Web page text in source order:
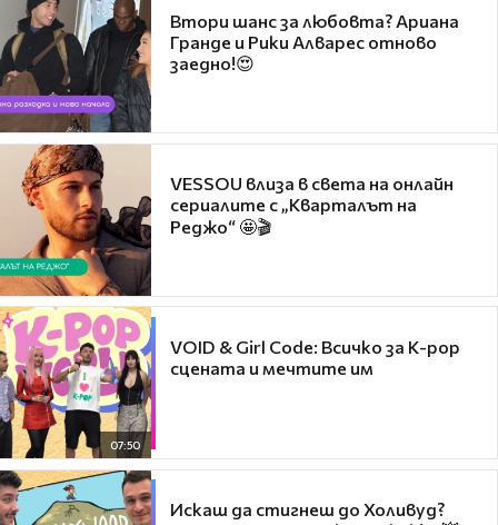
Втори шанс за любовта? Ариана
Гранде и Рики Алварес отново
заедно!😍
VESSOU влиза в света на онлайн
сериалите с „Кварталът на
Реджо“ 🤩🎬
07:50
VOID & Girl Code: Всичко за K-pop
сцената и мечтите им
Искаш да стигнеш до Холивуд?